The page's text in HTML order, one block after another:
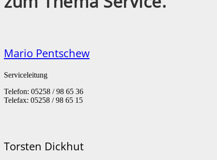
Mario Pentschew
Serviceleitung
Telefon: 05258 / 98 65 36
Telefax: 05258 / 98 65 15
Torsten Dickhut